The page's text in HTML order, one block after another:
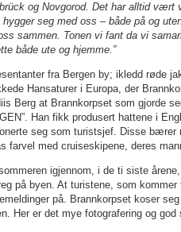
og Novgorod. Det har alltid
hygger seg med oss – både på og
sammen. Tonen vi fant da vi
både ute og hjemme.”
fra Bergen by; ikledd røde
Hansaturer i Europa, der
Berg at Brannkorpset som gjorde
Han fikk produsert hattene i
seg som turistsjef. Disse bærer
farvel med cruiseskipene, deres
igjennom, i de ti siste
på byen. At turistene, som
på. Brannkorpset koser
Her er det mye fotografering og god